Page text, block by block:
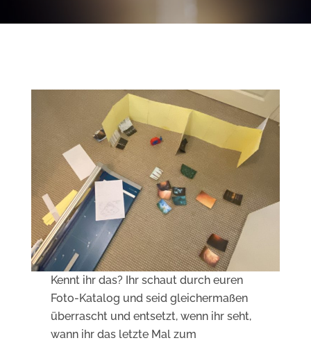
Kennt ihr das? Ihr schaut durch euren
Foto-Katalog und seid gleichermaßen
überrascht und entsetzt, wenn ihr seht,
wann ihr das letzte Mal zum